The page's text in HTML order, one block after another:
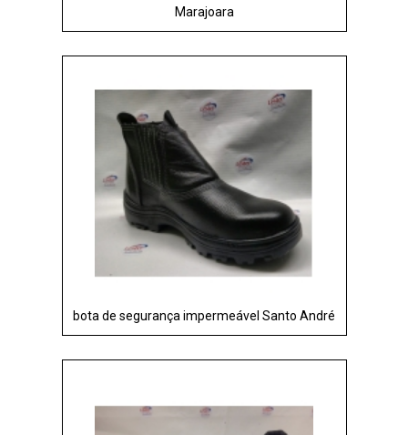
Marajoara
bota de segurança impermeável Santo André